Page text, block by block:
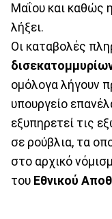
Μαΐου και καθώς
λήξει.
Οι καταβολές
ομόλογα λήγουν
υπουργείο
εξυπηρετεί τις
σε ρούβλια, τα
στο αρχικό
του Εθνικού